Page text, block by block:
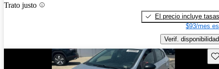
Trato justo
El precio incluye tasas
$93/mes
Verif. disponibilidad